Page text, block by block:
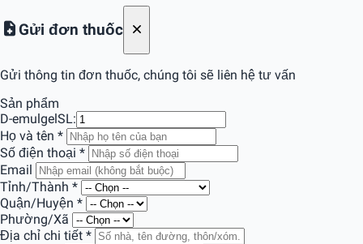
Gửi đơn thuốc
Gửi thông tin đơn thuốc, chúng tôi sẽ liên hệ tư vấn
Sản phẩm
D-emulgelSL:
Họ và tên *
Số điện thoại *
Email
Tỉnh/Thành *
Quận/Huyện *
Phường/Xã
Địa chỉ chi tiết *